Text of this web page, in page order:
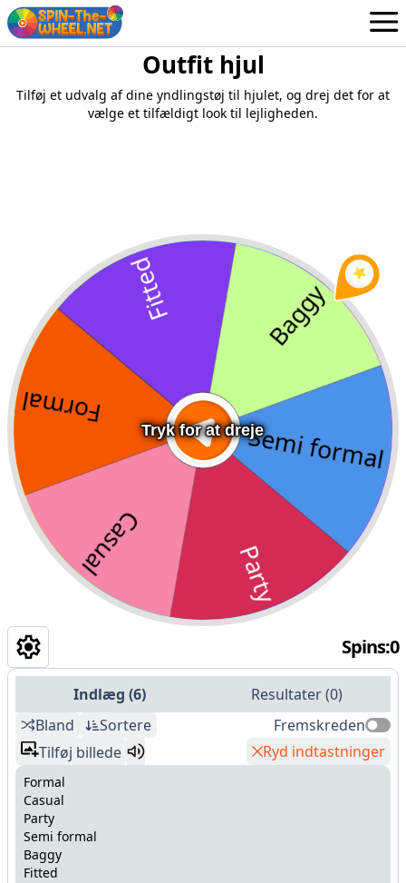
Log ind / Tilmeld dig
Outfit hjul
Tilføj et udvalg af dine yndlingstøj til hjulet, og drej det for at
vælge et tilfældigt look til lejligheden.
Tryk for at dreje
0
:
Spins
Indlæg (6) Resultater(0)
Bland
Sortere
Fremskreden
Tilføj billede
Ryd indtastninger
Formal
Casual
Party
Semi formal
Baggy
Fitted